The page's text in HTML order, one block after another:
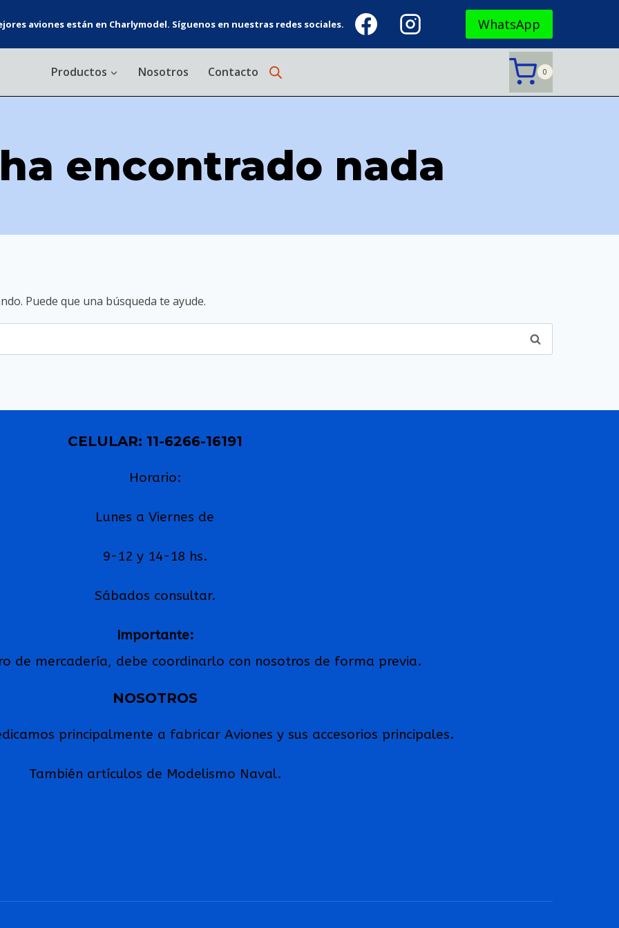
aviones están en Charlymodel. Síguenos en nuestras redes sociales. WhatsApp
Productos Nosotros Contacto 0
encontrado nada
Puede que una búsqueda te ayude.
CELULAR: 11-6266-16191
Horario:
Lunes a Viernes de
9-12 y 14-18 hs.
Sábados consultar.
Importante:
de mercadería, debe coordinarlo con nosotros de forma previa.
NOSOTROS
principalmente a fabricar Aviones y sus accesorios principales.
También artículos de Modelismo Naval.